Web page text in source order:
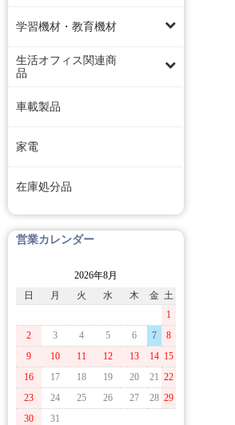
学習機材・教育機材
生活オフィス関連商
品
車載製品
家電
在庫処分品
営業カレンダー
2026年8月
日
月 火 水 木 金 土
1
2
3 4 5 6 7
8
9
10 11 12 13 14 15
16
17 18 19 20 21 22
23
24 25 26 27 28 29
30
31